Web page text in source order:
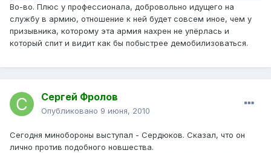
Во-во. Плюс у профессионала, добровольно идущего на
службу в армию, отношение к ней будет совсем иное, чем у
призывника, которому эта армия нахрен не упёрлась и
который спит и видит как бы побыстрее демобилизоваться.
Сергей Фролов
Опубликовано 9 июня, 2010
Сегодня минобороны выступал - Сердюков. Сказал, что он
лично против подобного новшества.